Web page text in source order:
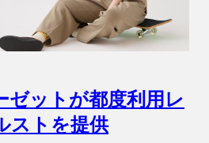
ゼットが都度利用レ
ストを提供